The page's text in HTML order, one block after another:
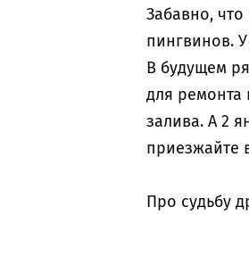
Забавно,
пингвинов.
В будущем
для ремонта
залива. А 2
приезжайте
Про судьбу